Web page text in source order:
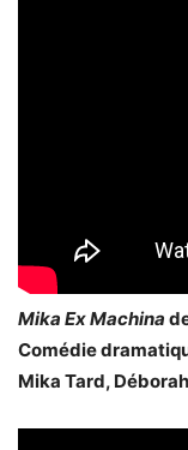
Mika Ex Machina
Comédie
Mika Tard,